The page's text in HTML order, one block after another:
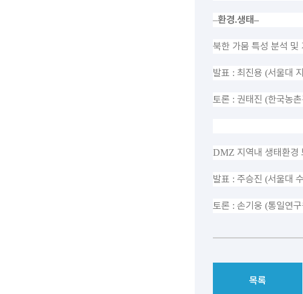
–환경․생태–
북한 가뭄 특성 분석 및
발표 : 최진용 (서울대
토론 : 권태진 (한국농
DMZ 지역내 생태환경
발표 : 주승진 (서울대
토론 : 손기웅 (통일연
목록